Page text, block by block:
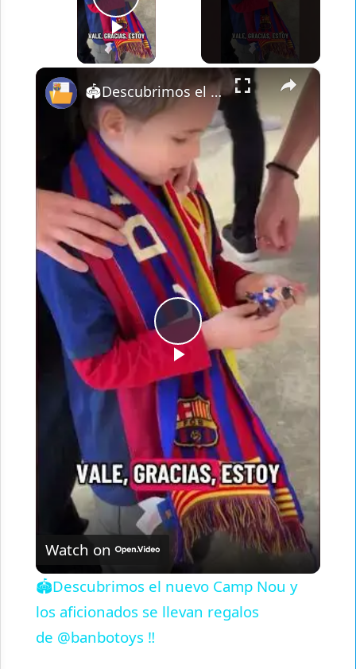
×
Play
Video
🏟️Descubrimos el nuevo Camp Nou y los aficionados se llevan regalos de @banbotoys ‼️
Watch on
🏟️Descubrimos el nuevo Camp Nou y
los aficionados se llevan regalos
de @banbotoys ‼️